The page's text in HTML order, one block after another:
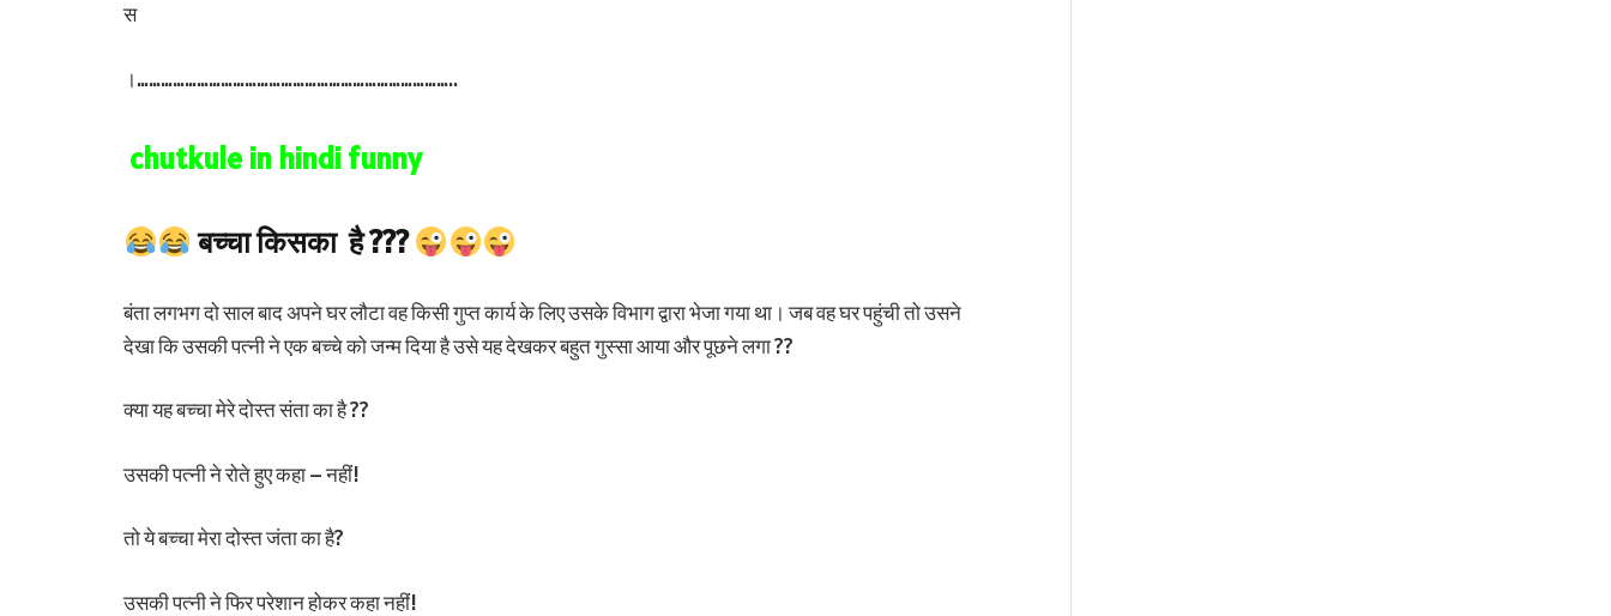
स
।……………………………………………………………………..
chutkule in hindi funny
बच्चा किसका है ???
बंता लगभग दो साल बाद अपने घर लौटा वह किसी गुप्त कार्य के लिए उसके विभाग द्वारा भेजा गया था।जब वह घर पहुंची तो उसने
देखा कि उसकी पत्नी ने एक बच्चे को जन्म दिया है उसे यह देखकर बहुत गुस्सा आया और पूछने लगा ??
क्या यह बच्चा मेरे दोस्त संता का है ??
उसकी पत्नी ने रोते हुए कहा – नहीं!
तो ये बच्चा मेरा दोस्त जंता का है?
उसकी पत्नी ने फिर परेशान होकर कहा नहीं!